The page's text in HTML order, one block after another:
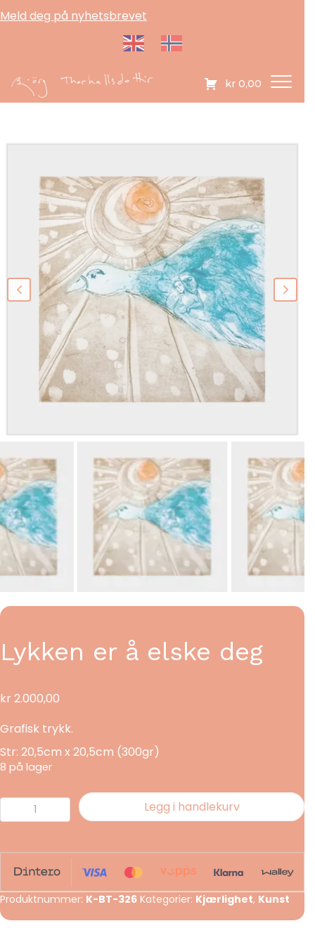
Meld deg på nyhetsbrevet
kr 0,00
Lykken er å elske deg
kr 2.000,00
Grafisk trykk.
Str: 20,5cm x 20,5cm (300gr)
8 på lager
Lykken
er
elske
deg
Legg i handlekurv
Produktnummer: K-BT-326 Kategorier: Kjærlighet, Kunst